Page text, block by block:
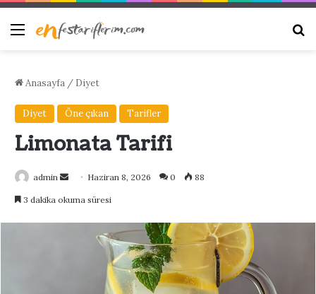
Menü
Anasayfa / Diyet
Diyet Öne çıkan Tarifler
Limonata Tarifi
admin
Bir
Haziran 8, 2026 0 88
3 dakika okuma süresi